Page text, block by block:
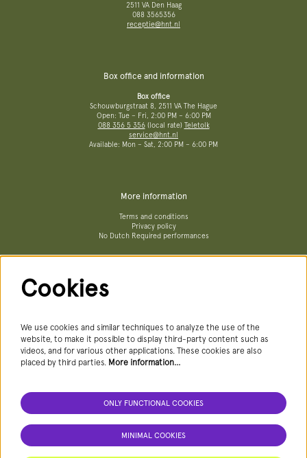
2511 VA Den Haag
088 3565356
receptie@hnt.nl
Box office and information
Box office
Schouwburgstraat 8, 2511 VA The Hague
Open: Tue – Fri, 2:00 PM – 6:00 PM
088 356 5 356(local rate) Teletolk
service@hnt.nl
Available: Mon – Sat, 2:00 PM – 6:00 PM
More information
Terms and conditions
Privacy policy
No Dutch Required performances
Newsletter
SIGN UP NEWSLETTER
Cookies
We use cookies and similar techniques to analyze the use of the
website, to make it possible to display third-party content such as
videos, and for various other applications. These cookies are also
placed by third parties. More information…
ONLY FUNCTIONAL COOKIES
MINIMAL COOKIES